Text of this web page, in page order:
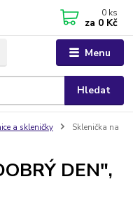
Menu
Hledat
0 ks
za 0 Kč
a skleničky
Sklenička na
DEN",